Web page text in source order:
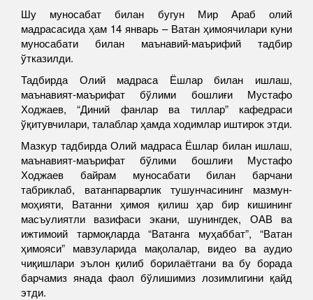
Шу муносабат билан бугун Мир Араб олий
мадрасасида ҳам 14 январь – Ватан ҳимоячилари куни
муносабати билан маънавий-маърифий тадбир
ўтказилди.
Тадбирда Олий мадраса Ёшлар билан ишлаш,
маънавият-маърифат бўлими бошлиғи Мустафо
Ходжаев, “Диний фанлар ва тиллар” кафедраси
ўқитувчилари, талаблар ҳамда ходимлар иштирок этди.
Мазкур тадбирда Олий мадраса Ёшлар билан ишлаш,
маънавият-маърифат бўлими бошлиғи Мустафо
Ходжаев байрам муносабати билан барчани
табриклаб, ватанпарварлик тушунчасининг мазмун-
моҳияти, Ватанни ҳимоя қилиш ҳар бир кишининг
масъулиятли вазифаси экани, шунингдек, ОАВ ва
ижтимоий тармоқларда “Ватанга муҳаббат”, “Ватан
ҳимояси” мавзуларида мақолалар, видео ва аудио
чиқишлари эълон қилиб борилаётгани ва бу борада
барчамиз янада фаол бўлишимиз лозимлигини қайд
этди.